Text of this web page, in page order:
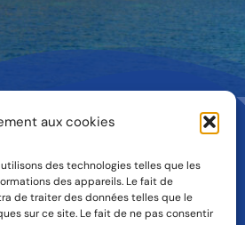
aux cookies
des technologies telles que les
des appareils. Le fait de
de traiter des données telles que le
sur ce site. Le fait de ne pas consentir